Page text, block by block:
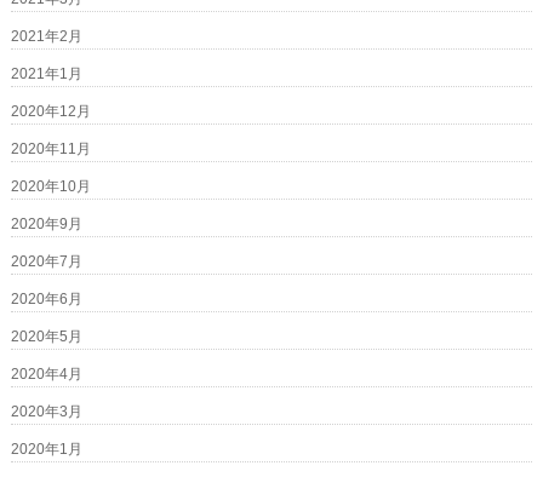
2021年2月
2021年1月
2020年12月
2020年11月
2020年10月
2020年9月
2020年7月
2020年6月
2020年5月
2020年4月
2020年3月
2020年1月